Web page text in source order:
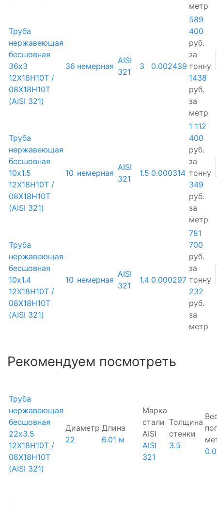
метр
Труба
нержавеющая
бесшовная
36х3
12Х18Н10Т /
08Х18Н10Т
(AISI 321)
36 немерная
AISI
321
3 0.002439
589
400
руб.
за
тонну
1438
руб.
за
метр
Труба
нержавеющая
бесшовная
10х1.5
12Х18Н10Т /
08Х18Н10Т
(AISI 321)
10 немерная
AISI
321
1.5 0.000314
1 112
400
руб.
за
тонну
349
руб.
за
метр
Труба
нержавеющая
бесшовная
10х1.4
12Х18Н10Т /
08Х18Н10Т
(AISI 321)
10 немерная
AISI
321
1.4 0.000297
781
700
руб.
за
тонну
232
руб.
за
метр
Рекомендуем посмотреть
Труба
нержавеющая
бесшовная
22х3.5
12Х18Н10Т /
08Х18Н10Т
(AISI 321)
Диаметр
22
Длина
6.01 м
Марка
стали
AISI
AISI
321
Толщина
стенки
3.5